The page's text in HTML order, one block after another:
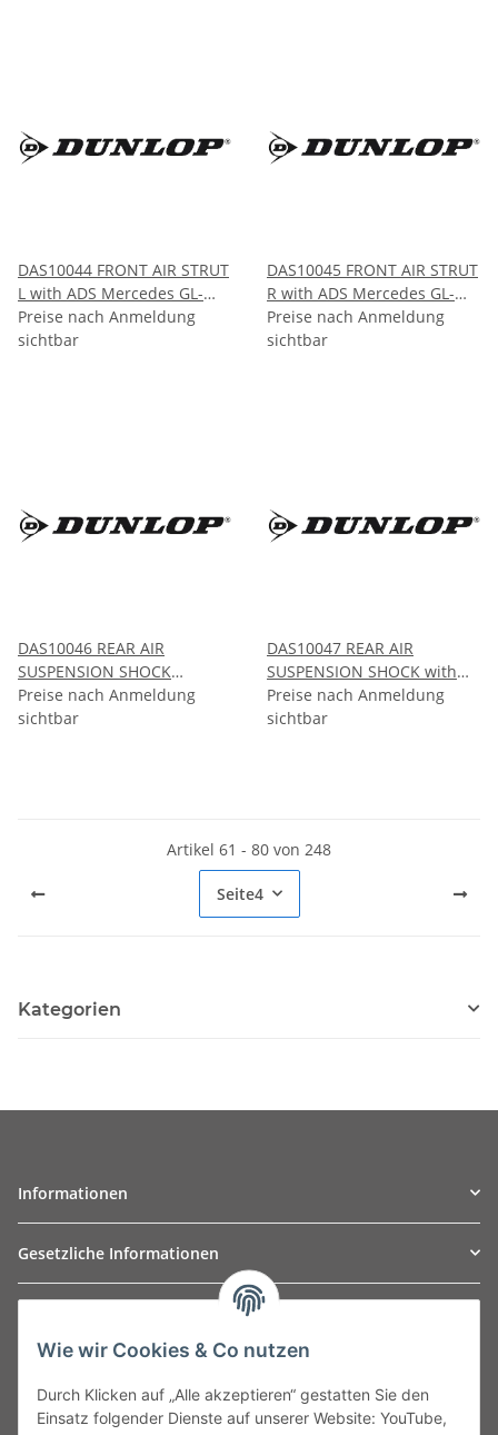
DAS10044 FRONT AIR STRUT
L with ADS Mercedes GL-
CLASS ML-CLASS X166/W166
2011-2015
Preise nach Anmeldung
sichtbar
DAS10045 FRONT AIR STRUT
R with ADS Mercedes GL-
CLASS ML-CLASS X166/W166
2011-2015
Preise nach Anmeldung
sichtbar
DAS10046 REAR AIR
SUSPENSION SHOCK
without ADS Mercedes GL-
CLASS ML -CLASS
Preise nach Anmeldung
sichtbar
DAS10047 REAR AIR
SUSPENSION SHOCK with
ADS Mercedes GL-CLASS
ML-CLASS X166/W166 2011-
Preise nach Anmeldung
sichtbar
Artikel 61 - 80 von 248
Seite4
Kategorien
Informationen
Gesetzliche Informationen
Leibnizstraße 2a
Germany
Wie wir Cookies & Co nutzen
Durch Klicken auf „Alle akzeptieren“ gestatten Sie den
Einsatz folgender Dienste auf unserer Website: YouTube,